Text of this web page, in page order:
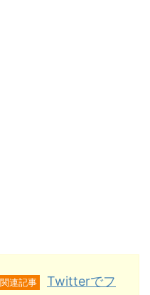
関連記事
Twitterでフ